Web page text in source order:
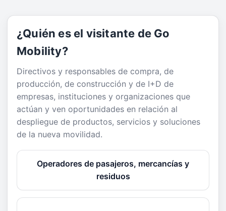
¿Quién es el visitante de Go
Mobility?
Directivos y responsables de compra, de
producción, de construcción y de I+D de
empresas, instituciones y organizaciones que
actúan y ven oportunidades en relación al
despliegue de productos, servicios y soluciones
de la nueva movilidad.
Operadores de pasajeros, mercancías y
residuos